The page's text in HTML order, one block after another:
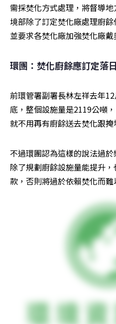
需採焚化方式處理，將督導
境部除了訂定焚化廠處理廚
並要求各焚化廠加強焚化廠
環團：焚化廚餘應訂定落
前環管署副署長林左祥去年
底，整個設施量是2119公噸
就不用再有廚餘送去焚化跟掩
不過環團認為這樣的說法過
除了規劃廚餘設施量能提升
款，否則將過於依賴焚化而難